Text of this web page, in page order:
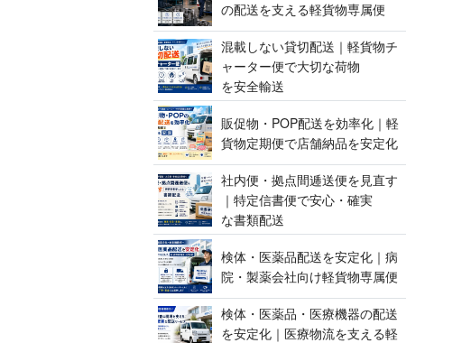
の配送を支える軽貨 物 専 属 便
混載しない貸切配送｜軽貨物チ
ャーター便で大切な荷物
を 安 全 輸 送
販促物・POP配送を効率化｜軽
貨物定期便で店舗納品 を 安 定 化
社内便・拠点間逓送便を見直す
｜特定信書便で安心・確実
な 書 類 配 送
検体・医薬品配送を安定化｜病
院・製薬会社向け軽貨 物 専 属 便
検体・医薬品・医療機器の配送
を安定化｜医療物流を支える軽